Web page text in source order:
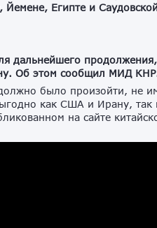
Египте и
дальнейшего
Об этом сообщил МИД
было произойти, не
как США и Ирану, так
на сайте